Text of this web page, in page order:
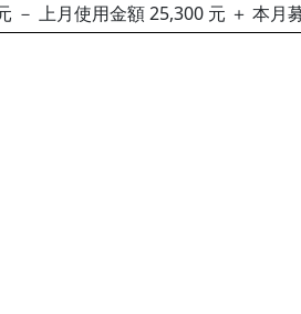
－ 上月使用金額 25,300 元 ＋ 本月